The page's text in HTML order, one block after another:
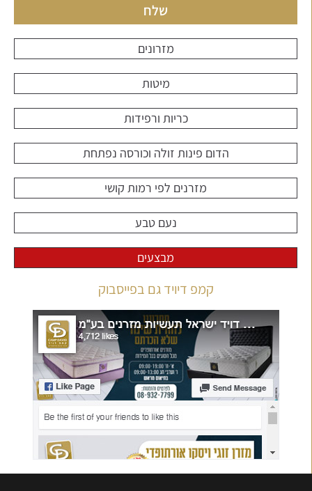
שלח
מזרונים
מיטות
כריות ורפידות
הדום פינות זולה וכורסה נפתחת
מזרנים לפי רמות קושי
נעם טבע
מבצעים
קמפ דיויד גם בפייסבוק